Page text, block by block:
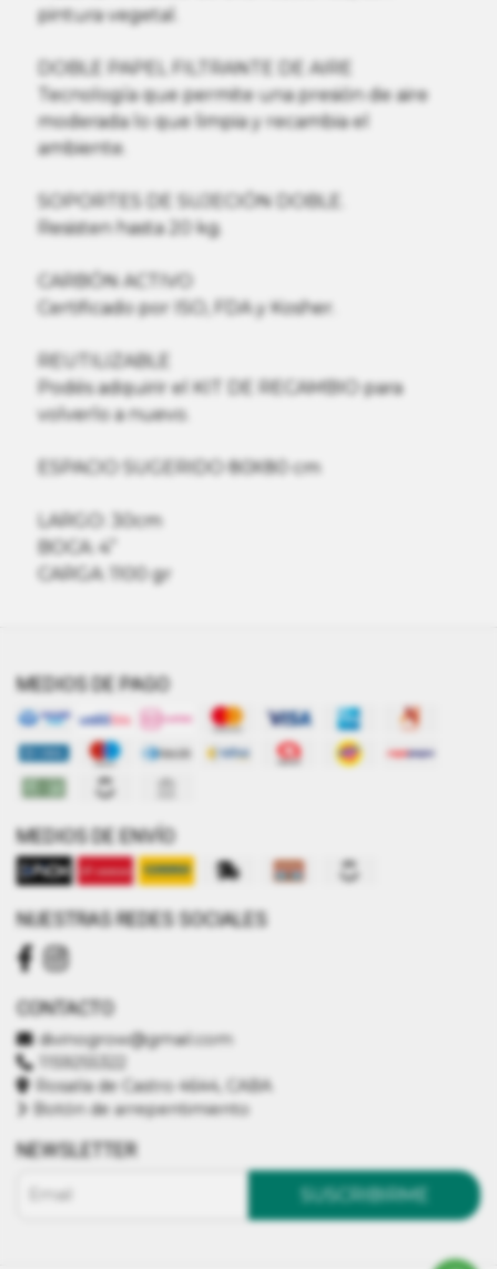
pintura vegetal.
DOBLE PAPEL FILTRANTE DE AIRE
Tecnología que permite una presión de aire
moderada lo que limpia y recambia el
ambiente.
SOPORTES DE SUJECIÓN DOBLE.
Resisten hasta 20 kg.
CARBÓN ACTIVO
Certificado por ISO, FDA y Kosher.
REUTILIZABLE
Podés adquirir el KIT DE RECAMBIO para
volverlo a nuevo.
ESPACIO SUGERIDO 80X80 cm
LARGO: 30cm
BOCA: 4”
CARGA: 1100 gr
MEDIOS DE PAGO
MEDIOS DE ENVÍO
NUESTRAS REDES SOCIALES
CONTACTO
divinogrow@gmail.com
1159255322
Rosalía de Castro 4644, CABA
Botón de arrepentimiento
NEWSLETTER
SUSCRIBIRME